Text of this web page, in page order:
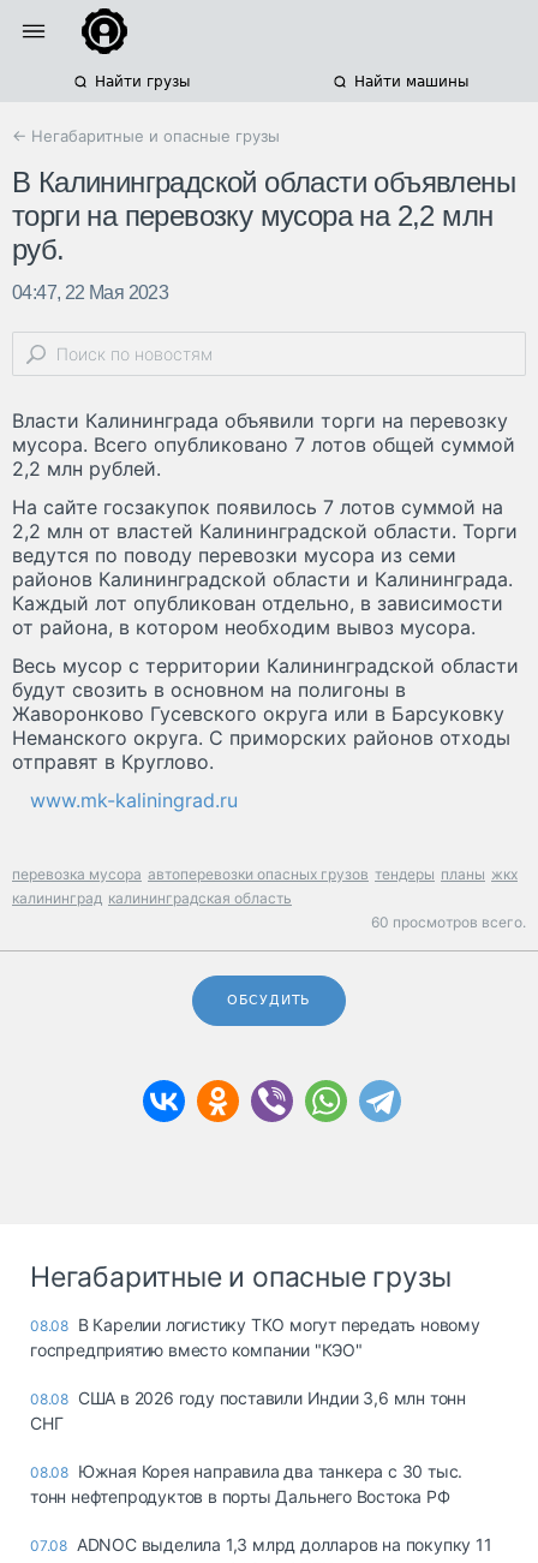
Найти грузы Найти машины
← Негабаритные и опасные грузы
В Калининградской области объявлены
торги на перевозку мусора на 2,2 млн
руб.
04:47, 22 Мая 2023
Власти Калининграда объявили торги на перевозку
мусора. Всего опубликовано 7 лотов общей суммой
2,2 млн рублей.
На сайте госзакупок появилось 7 лотов суммой на
2,2 млн от властей Калининградской области. Торги
ведутся по поводу перевозки мусора из семи
районов Калининградской области и Калининграда.
Каждый лот опубликован отдельно, в зависимости
от района, в котором необходим вывоз мусора.
Весь мусор с территории Калининградской области
будут свозить в основном на полигоны в
Жаворонково Гусевского округа или в Барсуковку
Неманского округа. С приморских районов отходы
отправят в Круглово.
www.mk-kaliningrad.ru
перевозка мусора автоперевозки опасных грузов тендеры планы жкх
калининград калининградская область
60 просмотров всего.
ОБСУДИТЬ
Негабаритные и опасные грузы
08.08 В Карелии логистику ТКО могут передать новому
госпредприятию вместо компании "КЭО"
08.08 США в 2026 году поставили Индии 3,6 млн тонн
СНГ
08.08 Южная Корея направила два танкера с 30 тыс.
тонн нефтепродуктов в порты Дальнего Востока РФ
07.08 ADNOC выделила 1,3 млрд долларов на покупку 11